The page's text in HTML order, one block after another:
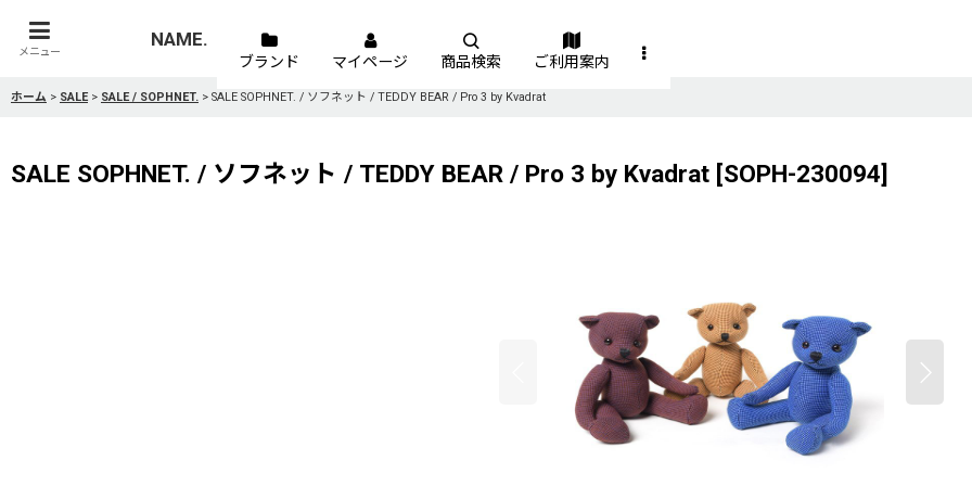
メニュー
NAME.
ブランド マイページ 商品検索 ご利用案内
ホーム > SALE > SALE / SOPHNET. > SALE SOPHNET. / ソフネット / TEDDY BEAR / Pro 3 by Kvadrat
SALE SOPHNET. / ソフネット / TEDDY BEAR / Pro 3 by Kvadrat [SOPH-230094]